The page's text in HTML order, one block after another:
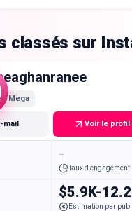
classés sur
Mega
Voir le
-
Taux d'engagement
$5.9K-
Estimation par